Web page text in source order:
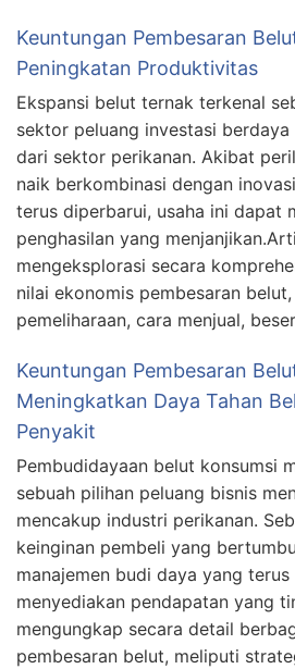
Keuntungan Pembesaran
Peningkatan Produktivitas
Ekspansi belut ternak terkenal
sektor peluang investasi
dari sektor perikanan. Akibat
naik berkombinasi dengan
terus diperbarui, usaha ini dapat
penghasilan yang
mengeksplorasi secara
nilai ekonomis pembesaran
pemeliharaan, cara menjual,
Keuntungan Pembesaran
Meningkatkan Daya Tahan
Penyakit
Pembudidayaan belut konsumsi
sebuah pilihan peluang bisnis
mencakup industri perikanan.
keinginan pembeli yang
manajemen budi daya yang
menyediakan pendapatan yang
mengungkap secara detail
pembesaran belut, meliputi